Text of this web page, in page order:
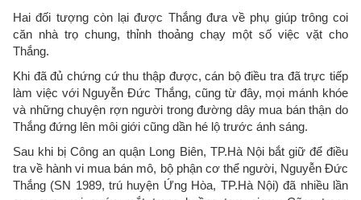
Hai đối tượng còn lại được Thắng đưa về phụ giúp trông coi
căn nhà trọ chung, thỉnh thoảng chạy một số việc vặt cho
Thắng.
Khi đã đủ chứng cứ thu thập được, cán bộ điều tra đã trực tiếp
làm việc với Nguyễn Đức Thắng, cũng từ đây, mọi mánh khóe
và những chuyện rợn người trong đường dây mua bán thận do
Thắng đứng lên môi giới cũng dần hé lộ trước ánh sáng.
Sau khi bị Công an quận Long Biên, TP.Hà Nội bắt giữ để điều
tra về hành vi mua bán mô, bộ phận cơ thể người, Nguyễn Đức
Thắng (SN 1989, trú huyện Ứng Hòa, TP.Hà Nội) đã nhiều lần